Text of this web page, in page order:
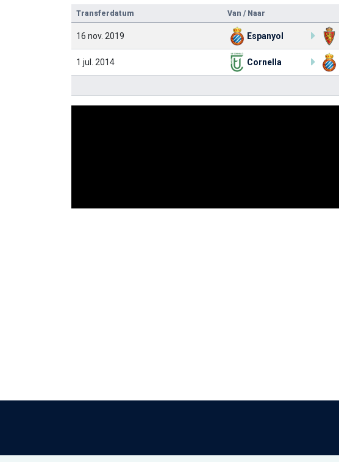
Transferdatum Van / Naar
16 nov. 2019 Espanyol
1 jul. 2014 Cornella